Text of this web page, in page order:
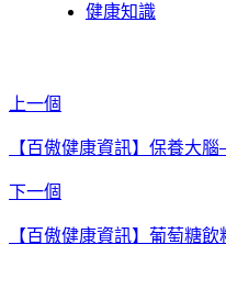
健康知識
上一個
【百傲健康資訊】保養大
下一個
【百傲健康資訊】葡萄糖